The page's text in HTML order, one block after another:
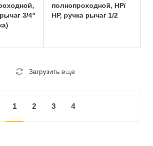
3/4"
полнопроходной, НР/
НР, ручка рычаг 1/2
Загрузить еще
1 2 3 4